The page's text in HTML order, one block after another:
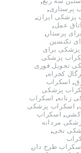
پرستاری,
پزشکی ایران,
عمل,
پرستار ,
تکنسین
پزشکی برای
پزشکی
تحویل فوری
کجراه,
,
اسکراب
پزشکی
زنانه,
اسکراب
,
اسکراب پزشکی
کشی,
اسکراب
مردانه
نخی,
اسکراب طرح دار ,